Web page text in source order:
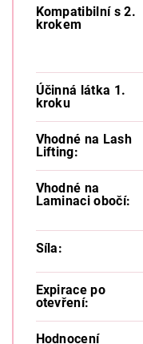
Kompatibilní s 2.
krokem
Účinná látka 1.
kroku
Vhodné na Lash
Lifting:
Vhodné na
Laminaci obočí:
Síla:
Expirace po
otevření:
Hodnocení